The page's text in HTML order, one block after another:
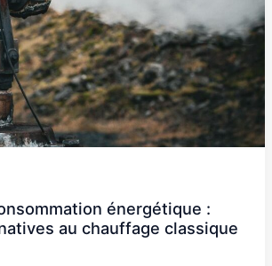
énergétique :
au chauffage classique